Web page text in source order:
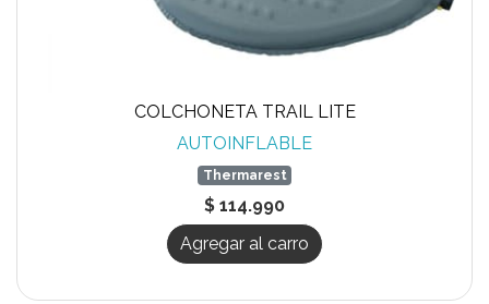
COLCHONETA TRAIL LITE
AUTOINFLABLE
Thermarest
$ 114.990
Agregar al carro